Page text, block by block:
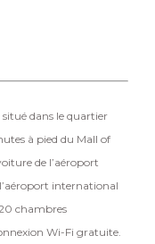
dans le quartier
à pied du Mall of
de l’aéroport
international
chambres
Wi-Fi gratuite.